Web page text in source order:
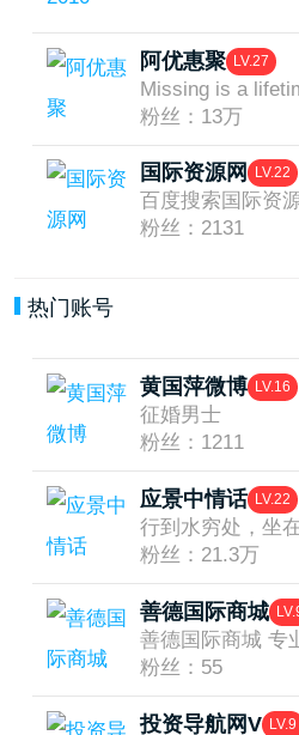
阿优惠聚 LV.27
Missing is a
粉丝：13万
国际资源网 LV.22
百度搜索国际资
粉丝：2131
热门账号
黄国萍微博 LV.16
征婚男士
粉丝：1211
应景中情话 LV.22
行到水穷处，坐
粉丝：21.3万
善德国际商城
粉丝：55
投资导航网V LV.9